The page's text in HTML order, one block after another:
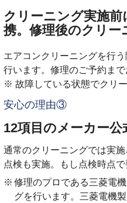
クリーニング実施
携。修理後のクリー
エアコンクリーニングを行
行います。修理のご予約ま
※ 故障している状態でクリ
安心の理由③
12項目のメーカー
通常のクリーニングでは実
点検も実施。もし点検時点
修理のプロである三菱電
グを行います。三菱電機